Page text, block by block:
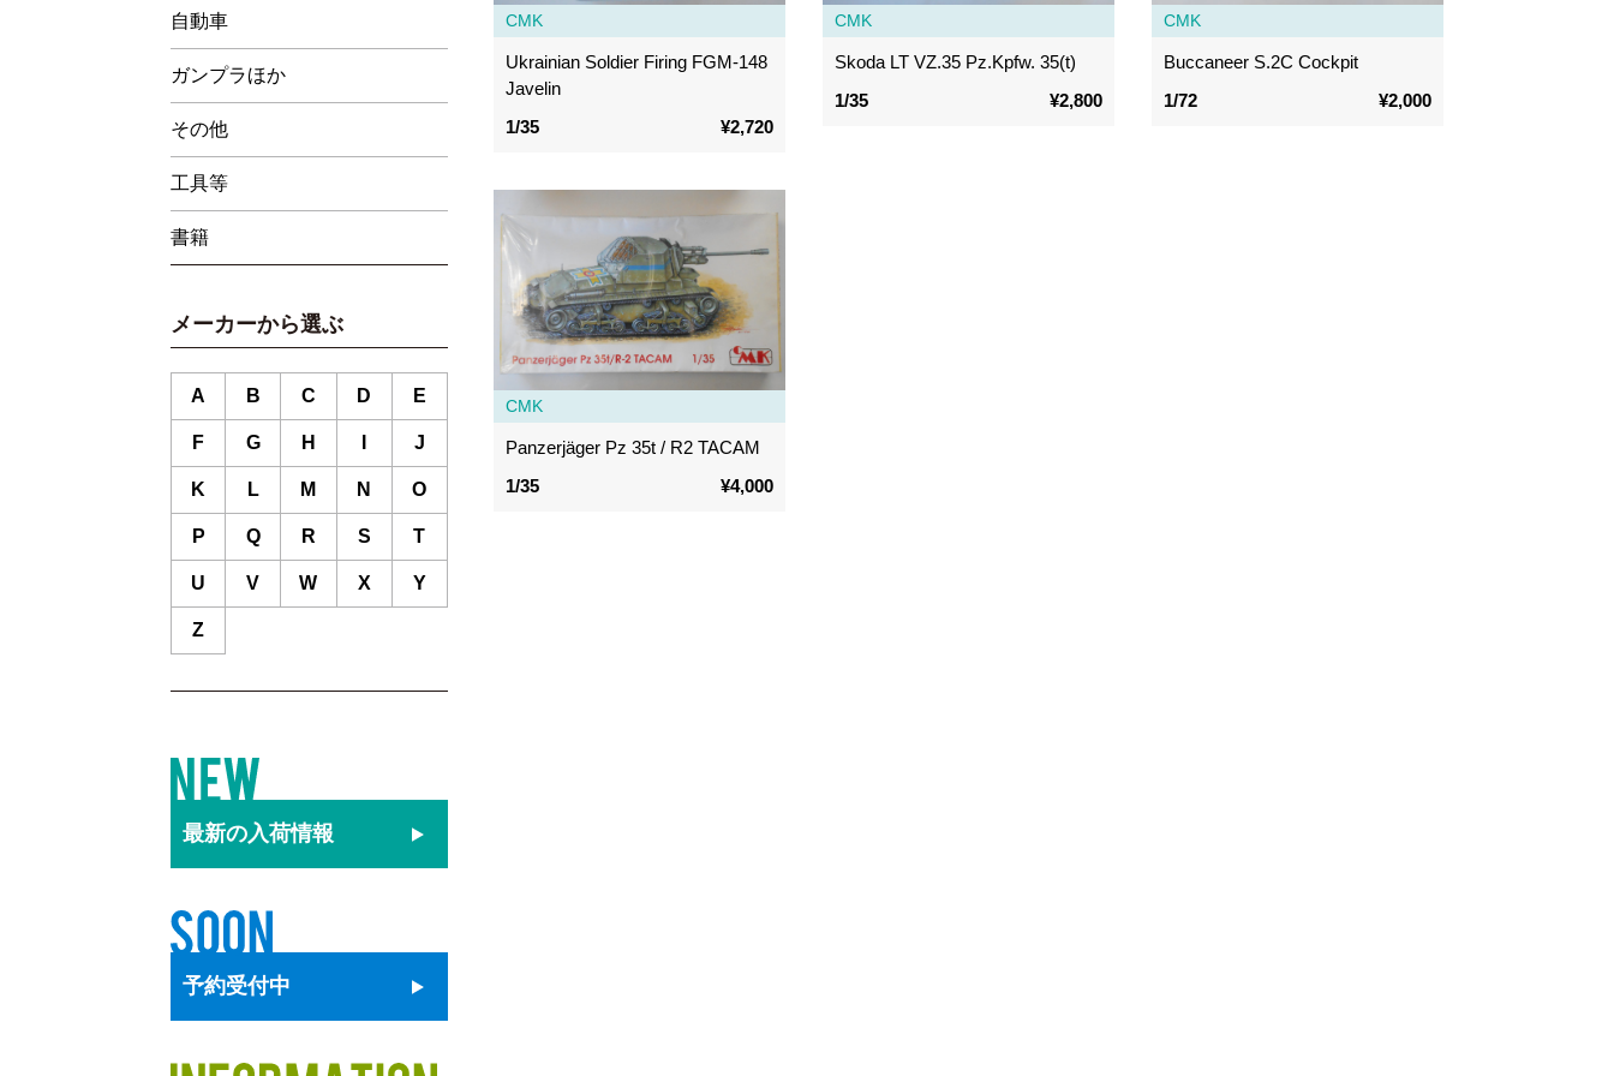
CMK
Ukrainian Soldier Firing FGM-148
Javelin
1/35
¥2,720
CMK
Skoda LT VZ.35 Pz.Kpfw. 35(t)
1/35
¥2,800
CMK
Buccaneer S.2C Cockpit
1/72
¥2,000
CMK
Panzerjäger Pz 35t / R2 TACAM
1/35
¥4,000
自動車
ガンプラほか
その他
工具等
書籍
メーカーから選ぶ
A B C D E
F G H J
K L M N O
P Q R S T
U V W X Y
Z
最新の入荷情報
予約受付中